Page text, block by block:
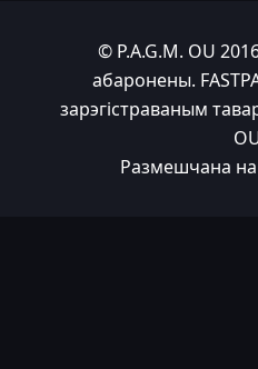
© P.A.G.M. OU
абаронены.
зарэгістраваным
Размешчана на